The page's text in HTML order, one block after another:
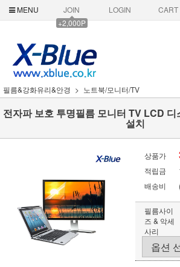
MENU
JOIN
+2,000P
LOGIN CART
필름&강화유리&안경 노트북/모니터/TV
전자파 보호 투명필름 모니터 TV LCD
설치
상품가
적립금
배송비
필름사이
즈 & 악세
사리